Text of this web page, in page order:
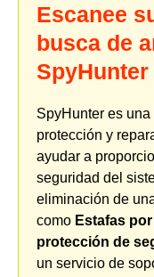
Escanee
busca de
SpyHunter
SpyHunter es
protección y
ayudar a
seguridad del
eliminación de
como Estafas
protección de
un servicio de